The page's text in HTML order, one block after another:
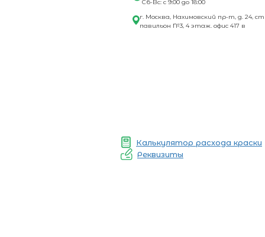
Сб-Вс: с 9:00 до 18:00
г. Москва, Нахимовский пр-т, д. 24,
павильон №3, 4 этаж. офис 417 в
Калькулятор расхода краски
Реквизиты